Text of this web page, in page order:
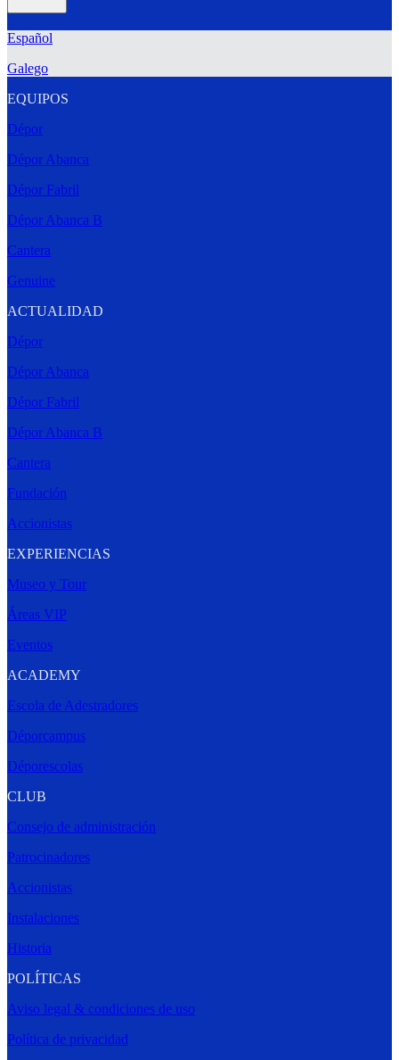
Español
Galego
EQUIPOS
Dépor
Dépor Abanca
Dépor Fabril
Dépor Abanca B
Cantera
Genuine
ACTUALIDAD
Dépor
Dépor Abanca
Dépor Fabril
Dépor Abanca B
Cantera
Fundación
Accionistas
EXPERIENCIAS
Museo y Tour
Áreas VIP
Eventos
ACADEMY
Escola de Adestradores
Déporcampus
Déporescolas
CLUB
Consejo de administración
Patrocinadores
Accionistas
Instalaciones
Historia
POLÍTICAS
Aviso legal & condiciones de uso
Política de privacidad